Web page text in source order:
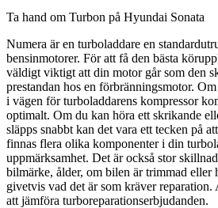
Ta hand om Turbon på Hyundai Sonata
Numera är en turboladdare en
bensinmotorer. För att få den bästa
väldigt viktigt att din motor går som den
prestandan hos en förbränningsmotor.
i vägen för turboladdarens kompressor
optimalt. Om du kan höra ett skrikande
släpps snabbt kan det vara ett tecken på
finnas flera olika komponenter i din
uppmärksamhet. Det är också stor
bilmärke, ålder, om bilen är trimmad eller
givetvis vad det är som kräver
att jämföra turboreparationserbjudanden.